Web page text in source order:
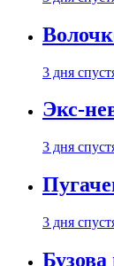
3 дня
Экс-
3 дня
3 дня